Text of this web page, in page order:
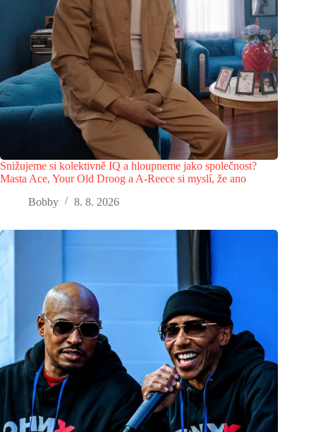
Snižujeme si kolektivně IQ a hloupneme jako společnost?
Masta Ace, Your Old Droog a A-Reece si myslí, že ano
Bobby
8. 8. 2026